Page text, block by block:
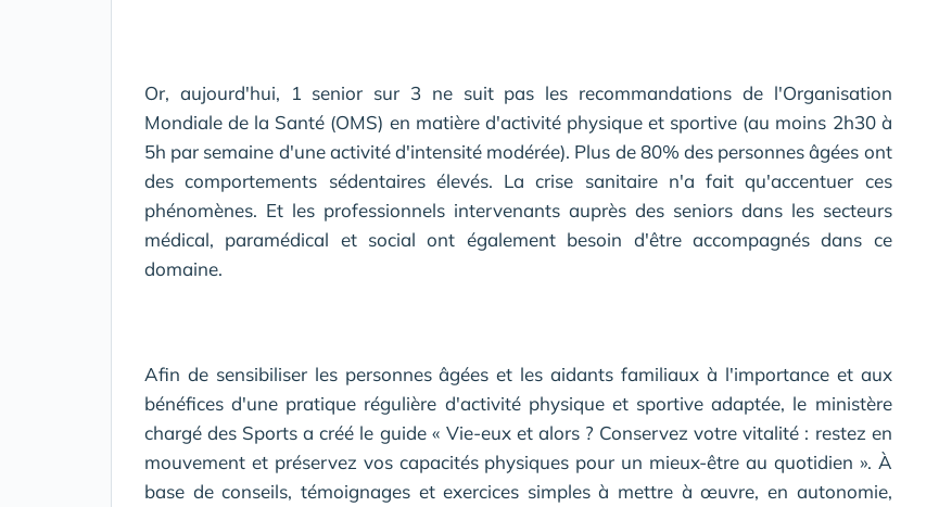
Or, aujourd'hui, 1 senior sur 3 ne suit pas les recommandations de l'Organisation
Mondiale de la Santé (OMS) en matière d'activité physique et sportive (au moins 2h30 à
5h par semaine d'une activité d'intensité modérée). Plus de 80% des personnes âgées ont
des comportements sédentaires élevés. La crise sanitaire n'a fait qu'accentuer ces
phénomènes. Et les professionnels intervenants auprès des seniors dans les secteurs
médical, paramédical et social ont également besoin d'être accompagnés dans ce
domaine.
Afin de sensibiliser les personnes âgées et les aidants familiaux à l'importance et aux
bénéfices d'une pratique régulière d'activité physique et sportive adaptée, le ministère
chargé des Sports a créé le guide « Vie-eux et alors ? Conservez votre vitalité : restez en
mouvement et préservez vos capacités physiques pour un mieux-être au quotidien ». À
base de conseils, témoignages et exercices simples à mettre à œuvre, en autonomie,